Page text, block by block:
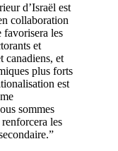
d’Israël est
collaboration
favorisera les
et
canadiens, et
plus forts
est
sommes
les